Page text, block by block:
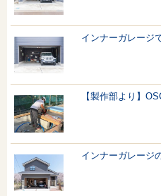
インナーガレージ
【製作部より】
インナーガレージ